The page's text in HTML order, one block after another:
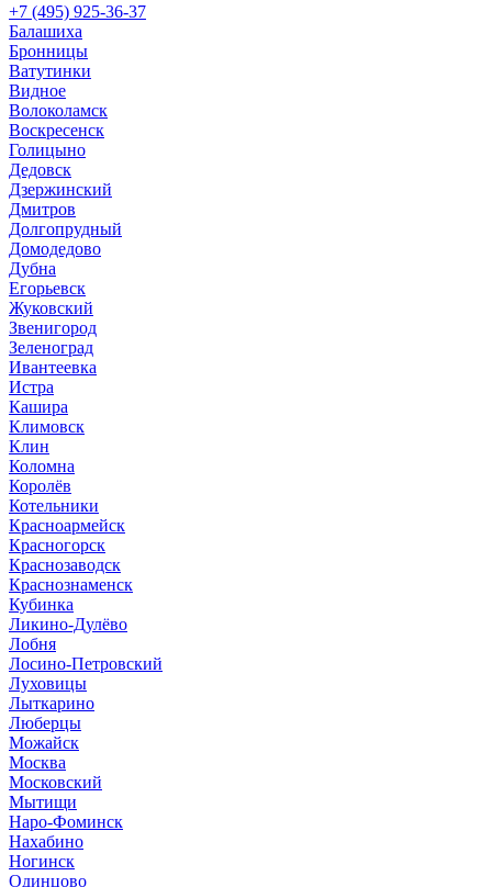
+7 (495) 925-36-37
Балашиха
Бронницы
Ватутинки
Видное
Волоколамск
Воскресенск
Голицыно
Дедовск
Дзержинский
Дмитров
Долгопрудный
Домодедово
Дубна
Егорьевск
Жуковский
Звенигород
Зеленоград
Ивантеевка
Истра
Кашира
Климовск
Клин
Коломна
Королёв
Котельники
Красноармейск
Красногорск
Краснозаводск
Краснознаменск
Кубинка
Ликино-Дулёво
Лобня
Лосино-Петровский
Луховицы
Лыткарино
Люберцы
Можайск
Москва
Московский
Мытищи
Наро-Фоминск
Нахабино
Ногинск
Одинцово